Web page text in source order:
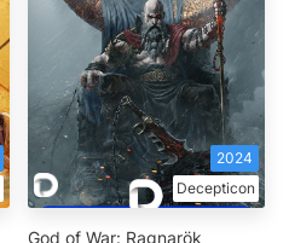
Decepticon
2024
God of War: Ragnarök